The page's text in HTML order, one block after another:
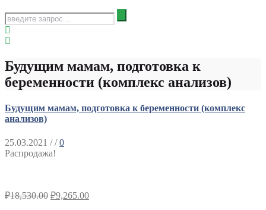
Будущим мамам, подготовка к
беременности (комплекс анализов)
Будущим мамам, подготовка к беременности (комплекс
анализов)
25.03.2021 / /0
Распродажа!
₽18,530.00 ₽9,265.00